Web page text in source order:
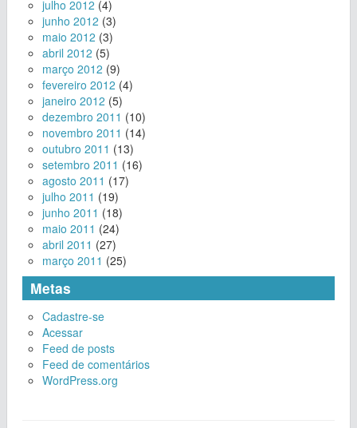
julho 2012 (4)
junho 2012 (3)
maio 2012 (3)
abril 2012 (5)
março 2012 (9)
fevereiro 2012 (4)
janeiro 2012 (5)
dezembro 2011 (10)
novembro 2011 (14)
outubro 2011 (13)
setembro 2011 (16)
agosto 2011 (17)
julho 2011 (19)
junho 2011 (18)
maio 2011 (24)
abril 2011 (27)
março 2011 (25)
Metas
Cadastre-se
Acessar
Feed de posts
Feed de comentários
WordPress.org